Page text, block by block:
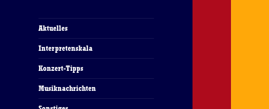
Aktuelles
Interpretenskala
Konzert-Tipps
Musiknachrichten